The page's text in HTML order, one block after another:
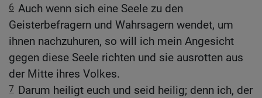
6 Auch wenn sich eine Seele zu den
Geisterbefragern und Wahrsagern wendet, um
ihnen nachzuhuren, so will ich mein Angesicht
gegen diese Seele richten und sie ausrotten aus
der Mitte ihres Volkes.
7 Darum heiligt euch und seid heilig; denn ich, der